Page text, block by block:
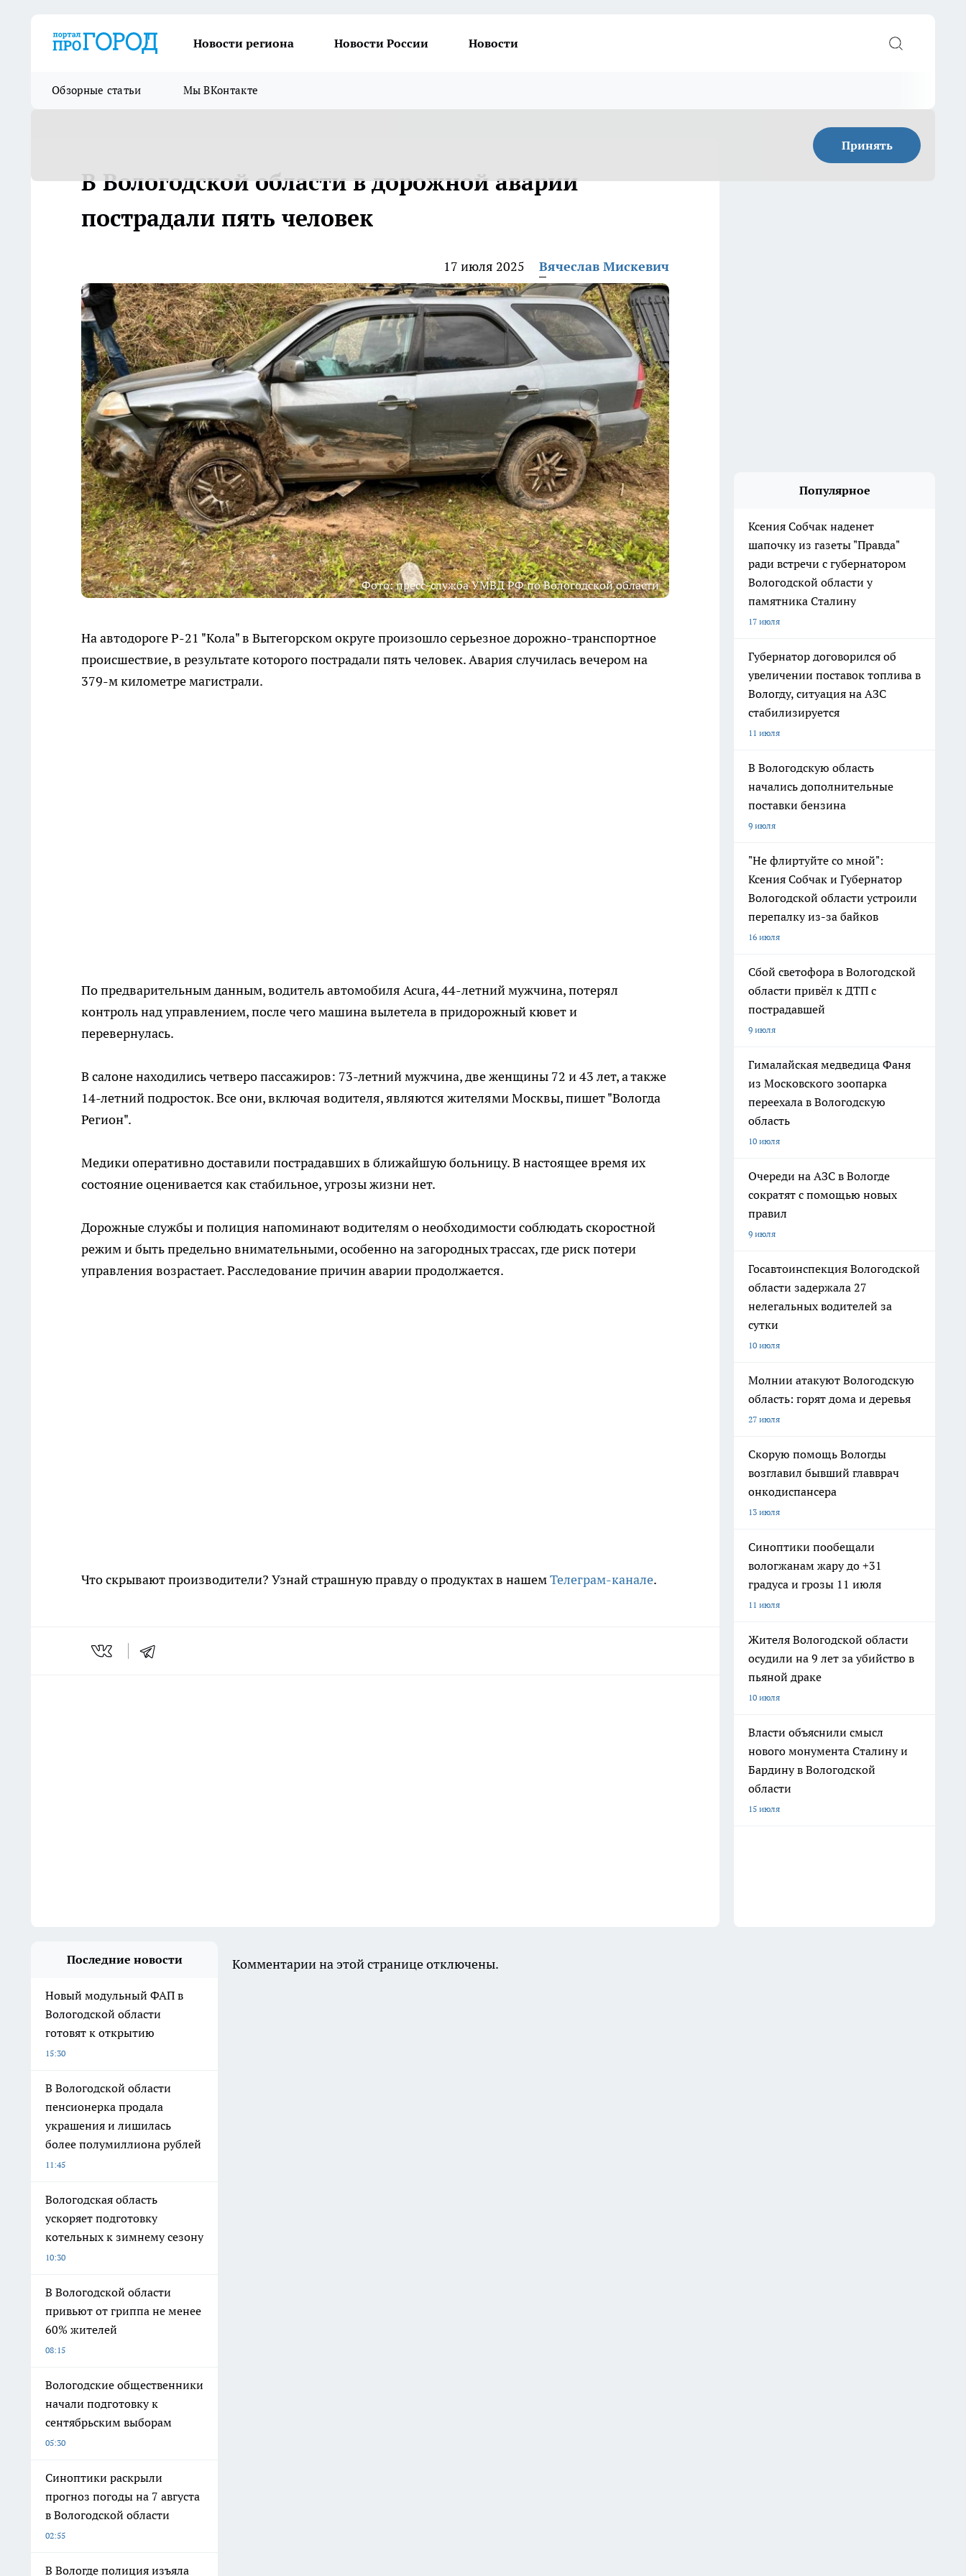
Новости региона Новости России Новости
Обзорные статьи Мы ВКонтакте
Принять
В Вологодской области в дорожной аварии
пострадали пять человек
17 июля 2025 Вячеслав Мискевич
Фото: пресс-служба УМВД РФ по Вологодской области
На автодороге Р-21 "Кола" в Вытегорском округе произошло серьезное дорожно-транспортное
происшествие, в результате которого пострадали пять человек. Авария случилась вечером на
379-м километре магистрали.
По предварительным данным, водитель автомобиля Acura, 44-летний мужчина, потерял
контроль над управлением, после чего машина вылетела в придорожный кювет и
перевернулась.
В салоне находились четверо пассажиров: 73-летний мужчина, две женщины 72 и 43 лет, а также
14-летний подросток. Все они, включая водителя, являются жителями Москвы, пишет "Вологда
Регион".
Медики оперативно доставили пострадавших в ближайшую больницу. В настоящее время их
состояние оценивается как стабильное, угрозы жизни нет.
Дорожные службы и полиция напоминают водителям о необходимости соблюдать скоростной
режим и быть предельно внимательными, особенно на загородных трассах, где риск потери
управления возрастает. Расследование причин аварии продолжается.
Что скрывают производители? Узнай страшную правду о продуктах в нашемТелеграм-канале.
Популярное
Ксения Собчак наденет
шапочку из газеты "Правда"
ради встречи с губернатором
Вологодской области у
памятника Сталину
17 июля
Губернатор договорился об
увеличении поставок топлива в
Вологду, ситуация на АЗС
стабилизируется
11 июля
В Вологодскую область
начались дополнительные
поставки бензина
9 июля
"Не флиртуйте со мной":
Ксения Собчак и Губернатор
Вологодской области устроили
перепалку из-за байков
16 июля
Сбой светофора в Вологодской
области привёл к ДТП с
пострадавшей
9 июля
Гималайская медведица Фаня
из Московского зоопарка
переехала в Вологодскую
область
10 июля
Очереди на АЗС в Вологде
сократят с помощью новых
правил
9 июля
Госавтоинспекция Вологодской
области задержала 27
нелегальных водителей за
сутки
10 июля
Молнии атакуют Вологодскую
область: горят дома и деревья
27 июля
Скорую помощь Вологды
возглавил бывший главврач
онкодиспансера
13 июля
Синоптики пообещали
вологжанам жару до +31
градуса и грозы 11 июля
11 июля
Жителя Вологодской области
осудили на 9 лет за убийство в
пьяной драке
10 июля
Власти объяснили смысл
нового монумента Сталину и
Бардину в Вологодской
области
15 июля
Последние новости
Новый модульный ФАП в
Вологодской области
готовят к открытию
15:30
В Вологодской области
пенсионерка продала
украшения и лишилась
более полумиллиона рублей
11:45
Вологодская область
ускоряет подготовку
котельных к зимнему сезону
10:30
В Вологодской области
привьют от гриппа не менее
60% жителей
08:15
Вологодские общественники
начали подготовку к
сентябрьским выборам
05:30
Синоптики раскрыли
прогноз погоды на 7 августа
в Вологодской области
02:55
В Вологде полиция изъяла
Комментарии на этой странице отключены.